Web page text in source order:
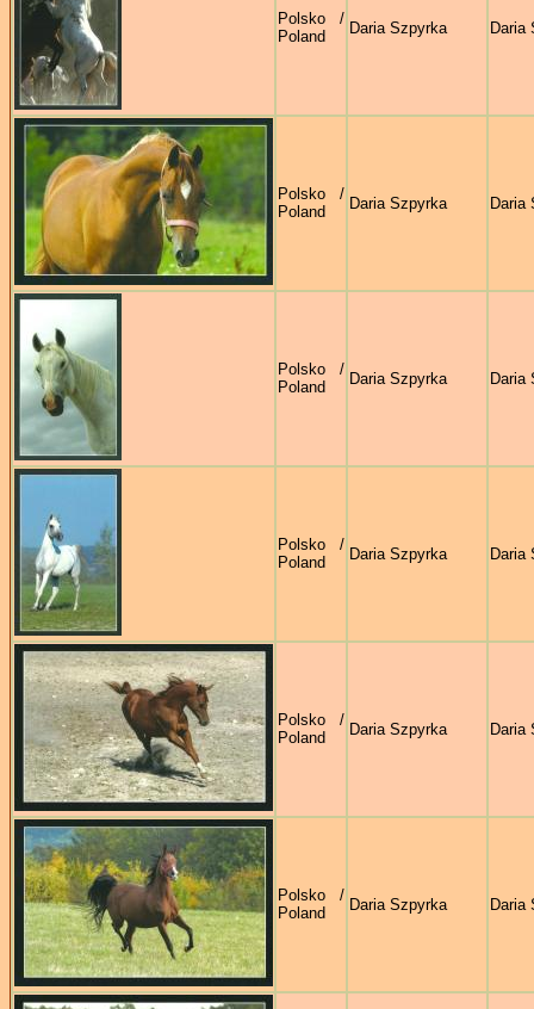
Polsko /
Poland
Daria Szpyrka Daria
Polsko /
Poland
Daria Szpyrka Daria
Polsko /
Poland
Daria Szpyrka Daria
Polsko /
Poland
Daria Szpyrka Daria
Polsko /
Poland
Daria Szpyrka Daria
Polsko /
Poland
Daria Szpyrka Daria